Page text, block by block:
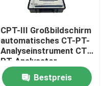
CPT-III Großbildschirm
automatisches CT-PT-
Analyseinstrument CT-
PT-Analysator
Bestpreis